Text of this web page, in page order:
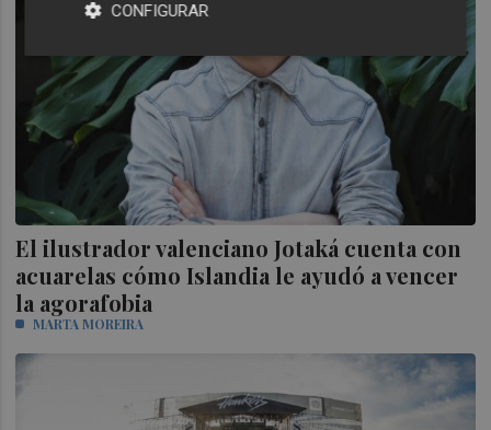
El ilustrador valenciano Jotaká cuenta con
acuarelas cómo Islandia le ayudó a vencer
la agorafobia
MARTA MOREIRA
CONFIGURAR